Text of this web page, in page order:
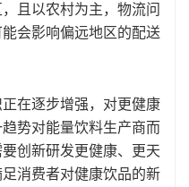
且以农村为主，物流问
会影响偏远地区的配送
在逐步增强，对更健康
势对能量饮料生产商而
创新研发更健康、更天
消费者对健康饮品的新